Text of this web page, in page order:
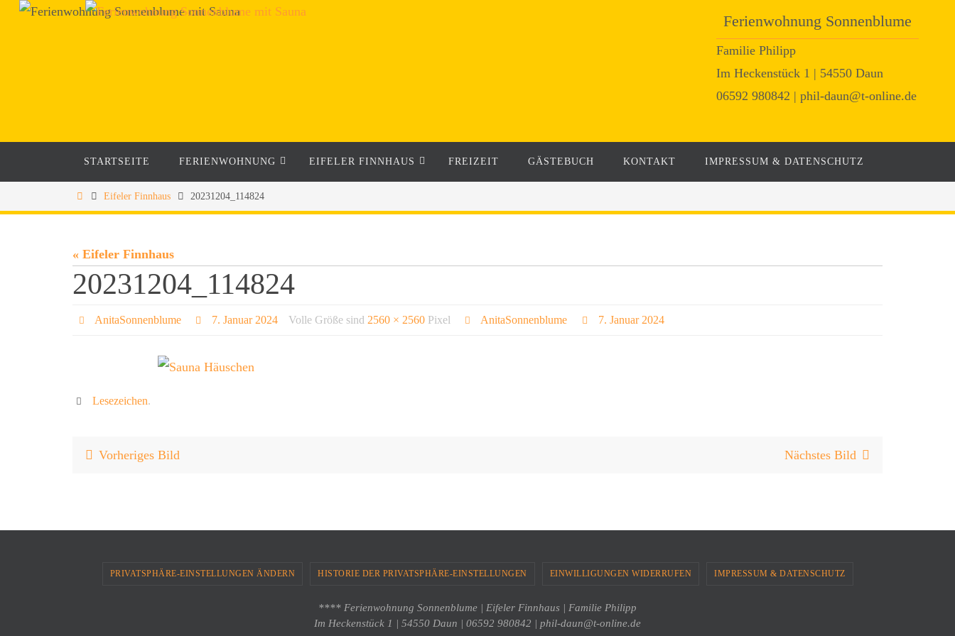
Ferienwohnung Sonnenblume
Familie Philipp
Im Heckenstück 1 | 54550 Daun
06592 980842 | phil-daun@t-online.de
STARTSEITE FERIENWOHNUNG EIFELER FINNHAUS FREIZEIT GÄSTEBUCH KONTAKT IMPRESSUM & DATENSCHUTZ
Eifeler Finnhaus 20231204_114824
« Eifeler Finnhaus
20231204_114824
AnitaSonnenblume 7. Januar 2024 Volle Größe sind 2560 × 2560 Pixel AnitaSonnenblume 7. Januar 2024
Lesezeichen.
Vorheriges Bild Nächstes Bild
PRIVATSPHÄRE-EINSTELLUNGEN ÄNDERN HISTORIE DER PRIVATSPHÄRE-EINSTELLUNGEN EINWILLIGUNGEN WIDERRUFEN IMPRESSUM & DATENSCHUTZ
**** Ferienwohnung Sonnenblume | Eifeler Finnhaus | Familie Philipp
Im Heckenstück 1 | 54550 Daun | 06592 980842 | phil-daun@t-online.de